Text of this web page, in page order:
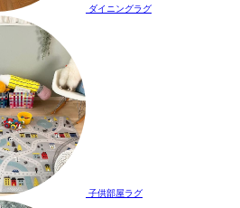
ダイニングラグ
子供部屋ラグ